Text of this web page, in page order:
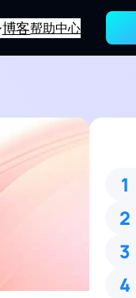
博客帮助中心
1
2
3
4